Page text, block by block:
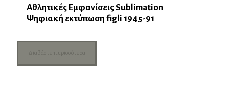
Αθλητικές Εμφανίσεις Sublimation
Ψηφιακή εκτύπωση figli 1945-91
Διαβάστε περισσότερα